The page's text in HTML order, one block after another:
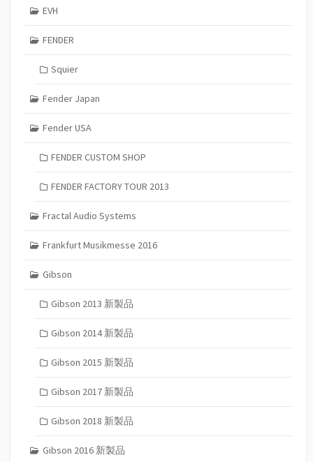
EVH
FENDER
Squier
Fender Japan
Fender USA
FENDER CUSTOM SHOP
FENDER FACTORY TOUR 2013
Fractal Audio Systems
Frankfurt Musikmesse 2016
Gibson
Gibson 2013 新製品
Gibson 2014 新製品
Gibson 2015 新製品
Gibson 2017 新製品
Gibson 2018 新製品
Gibson 2016 新製品